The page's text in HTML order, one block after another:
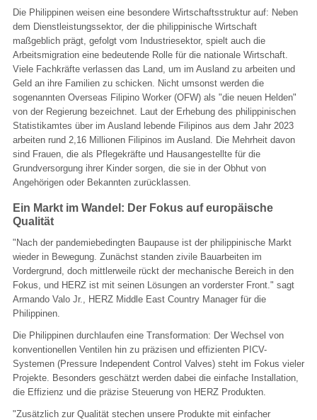
Die Philippinen weisen eine besondere Wirtschaftsstruktur auf: Neben
dem Dienstleistungssektor, der die philippinische Wirtschaft
maßgeblich prägt, gefolgt vom Industriesektor, spielt auch die
Arbeitsmigration eine bedeutende Rolle für die nationale Wirtschaft.
Viele Fachkräfte verlassen das Land, um im Ausland zu arbeiten und
Geld an ihre Familien zu schicken. Nicht umsonst werden die
sogenannten Overseas Filipino Worker (OFW) als "die neuen Helden"
von der Regierung bezeichnet. Laut der Erhebung des philippinischen
Statistikamtes über im Ausland lebende Filipinos aus dem Jahr 2023
arbeiten rund 2,16 Millionen Filipinos im Ausland. Die Mehrheit davon
sind Frauen, die als Pflegekräfte und Hausangestellte für die
Grundversorgung ihrer Kinder sorgen, die sie in der Obhut von
Angehörigen oder Bekannten zurücklassen.
Ein Markt im Wandel: Der Fokus auf europäische
Qualität
"Nach der pandemiebedingten Baupause ist der philippinische Markt
wieder in Bewegung. Zunächst standen zivile Bauarbeiten im
Vordergrund, doch mittlerweile rückt der mechanische Bereich in den
Fokus, und HERZ ist mit seinen Lösungen an vorderster Front." sagt
Armando Valo Jr., HERZ Middle East Country Manager für die
Philippinen.
Die Philippinen durchlaufen eine Transformation: Der Wechsel von
konventionellen Ventilen hin zu präzisen und effizienten PICV-
Systemen (Pressure Independent Control Valves) steht im Fokus vieler
Projekte. Besonders geschätzt werden dabei die einfache Installation,
die Effizienz und die präzise Steuerung von HERZ Produkten.
"Zusätzlich zur Qualität stechen unsere Produkte mit einfacher